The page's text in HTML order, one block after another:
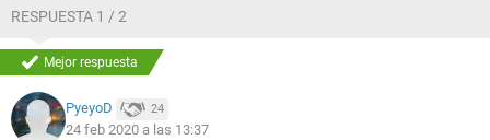
Type: Multiprocessor Free
Processor: Your CPU supports 64bit (x64) operating
--------------------------------//--------------------------------
RESPUESTA 1 / 2
Mejor respuesta
PyeyoD 24
24 feb 2020 a las 13:37